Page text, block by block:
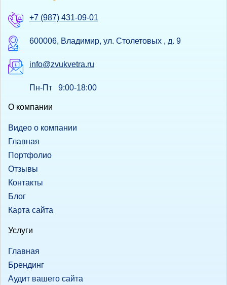
+7 (987) 431-09-01
600006, Владимир, ул. Столетовых , д. 9
info@zvukvetra.ru
Пн-Пт 9:00-18:00
О компании
Видео о компании
Главная
Портфолио
Отзывы
Контакты
Блог
Карта сайта
Услуги
Главная
Брендинг
Аудит вашего сайта